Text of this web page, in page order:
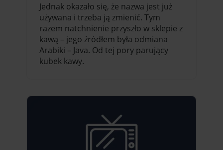
Jednak okazało się, że nazwa jest już
używana i trzeba ją zmienić. Tym
razem natchnienie przyszło w sklepie z
kawą – jego źródłem była odmiana
Arabiki – Java. Od tej pory parujący
kubek kawy.